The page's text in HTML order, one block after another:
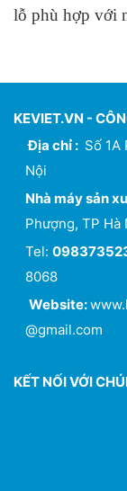
lỗ phù hợp với
KEVIET.VN -
Địa chỉ : Số 1A
Nội
Nhà máy sản
Phượng, TP Hà
Tel:
8068
Website:
@gmail.com
KẾT NỐI VỚI